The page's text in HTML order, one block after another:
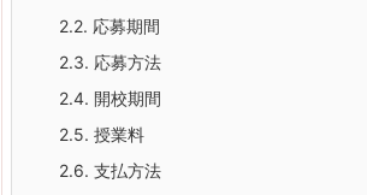
2.2. 応募期間
2.3. 応募方法
2.4. 開校期間
2.5. 授業料
2.6. 支払方法